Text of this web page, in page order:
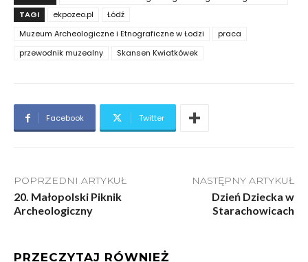
TAGI
ekpozeo.pl
Łódź
Muzeum Archeologiczne i Etnograficzne w Łodzi
praca
przewodnik muzealny
Skansen Kwiatkówek
Facebook Twitter
POPRZEDNI ARTYKUŁ
20. Małopolski Piknik
Archeologiczny
NASTĘPNY ARTYKUŁ
Dzień Dziecka w
Starachowicach
PRZECZYTAJ RÓWNIEŻ